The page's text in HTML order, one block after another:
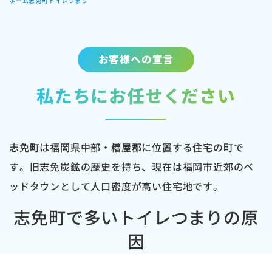
お客様への宣言
私たちにお任せください
志免町は福岡県中部・糟屋郡に位置する住宅の町で
す。旧志免炭鉱の歴史を持ち、現在は福岡市近郊のベ
ッドタウンとして人口密度が高い住宅地です。
志免町で多いトイレつまりの原
因